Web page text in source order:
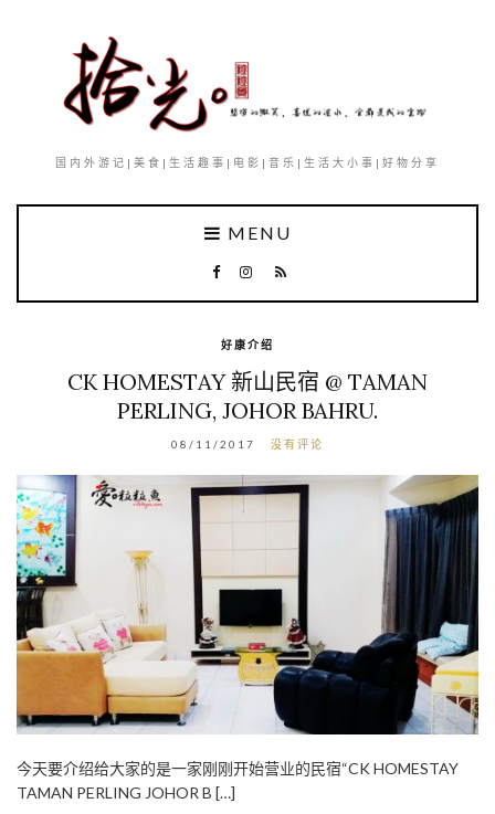
国内外游记|美食|生活趣事|电影|音乐|生活大小事|好物分享
MENU
好康介绍
CK HOMESTAY 新山民宿 @ TAMAN
PERLING, JOHOR BAHRU.
08/11/2017 没有评论
今天要介绍给大家的是一家刚刚开始营业的民宿“CK HOMESTAY
TAMAN PERLING JOHOR B […]